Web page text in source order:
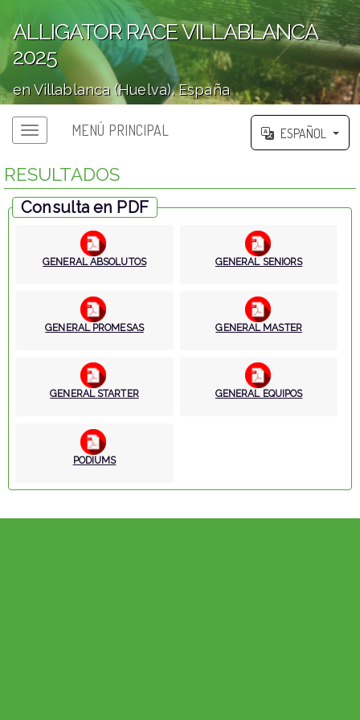
ALLIGATOR RACE VILLABLANCA
2025
en Villablanca (Huelva), España
';
MENÚ PRINCIPAL ESPAÑOL
RESULTADOS
Consulta en PDF
GENERAL ABSOLUTOS GENERAL SENIORS
GENERAL PROMESAS GENERAL MASTER
GENERAL STARTER GENERAL EQUIPOS
PODIUMS